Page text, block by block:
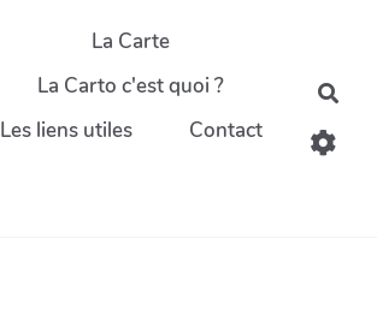
La Carte
La Carto c'est quoi ?
Les liens utiles
Contact